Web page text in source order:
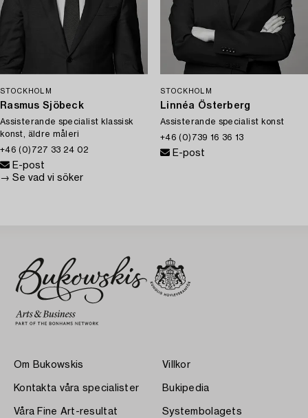
STOCKHOLM
Rasmus Sjöbeck
Assisterande specialist klassisk
konst, äldre måleri
+46 (0)727 33 24 02
E-post
→ Se vad vi söker
STOCKHOLM
Linnéa Österberg
Assisterande specialist konst
+46 (0)739 16 36 13
E-post
Om Bukowskis
Kontakta våra specialister
Våra Fine Art-resultat
Villkor
Bukipedia
Systembolagets